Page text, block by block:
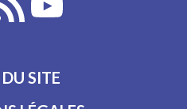
SITE